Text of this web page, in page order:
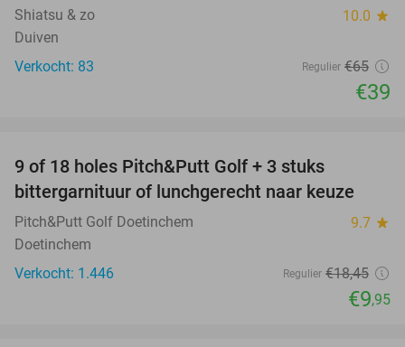
Shiatsu & zo 10.0 star
Duiven
Verkocht: 83
Regulier €65
€39
9 of 18 holes Pitch&Putt Golf + 3 stuks
bittergarnituur of lunchgerecht naar keuze
Pitch&Putt Golf Doetinchem 9.7 star
Doetinchem
Verkocht: 1.446
Regulier €18,45
€9,95